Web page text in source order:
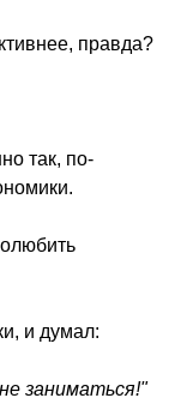
правда?
так, по-
и думал:
заниматься!"